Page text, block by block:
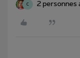
C 2 personnes